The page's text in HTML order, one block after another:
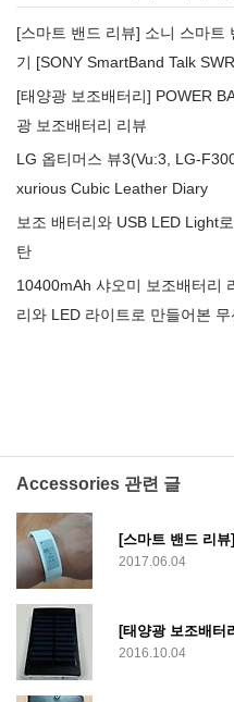
[스마트 밴드 리뷰] 소니 스마트
기 [SONY SmartBand Talk
[태양광 보조배터리] POWER
광 보조배터리 리뷰
LG 옵티머스 뷰3(Vu:3, LG-
xurious Cubic Leather Diary
보조 배터리와 USB LED Light
탄
10400mAh 샤오미 보조배터리
리와 LED 라이트로 만들어본 무
Accessories 관련 글
2017.06.04
2016.10.04